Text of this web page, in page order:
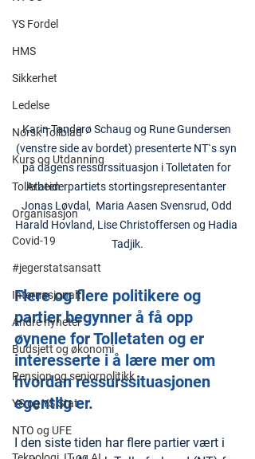
YS Fordel
HMS
Sikkerhet
Ledelse
Norsk Tollblad
Kurs og Utdanning
Tolletaten
Organisasjon
Covid-19
#jegerstatsansatt
Internasjonalt
Andre nyheter
Budsjett og økonomi
Pensjon og seniorpolitikk
YS og YS Stat
NTO og UFE
Karin Tanderø Schaug og Rune Gundersen
(venstre side av bordet) presenterte NT`s syn
på dagens ressurssituasjon i Tolletaten for
Arbeiderpartiets stortingsrepresentanter
Jonas Løvdal,  Maria Aasen Svensrud, Odd
Harald Hovland, Lise Christoffersen og Hadia
Tadjik.
Flere og flere politikere og
partier begynner å få opp
øynene for Tolletaten og er
interesserte i å lære mer om
hvordan ressurssituasjonen
egentlig er.
I den siste tiden har flere partier vært i